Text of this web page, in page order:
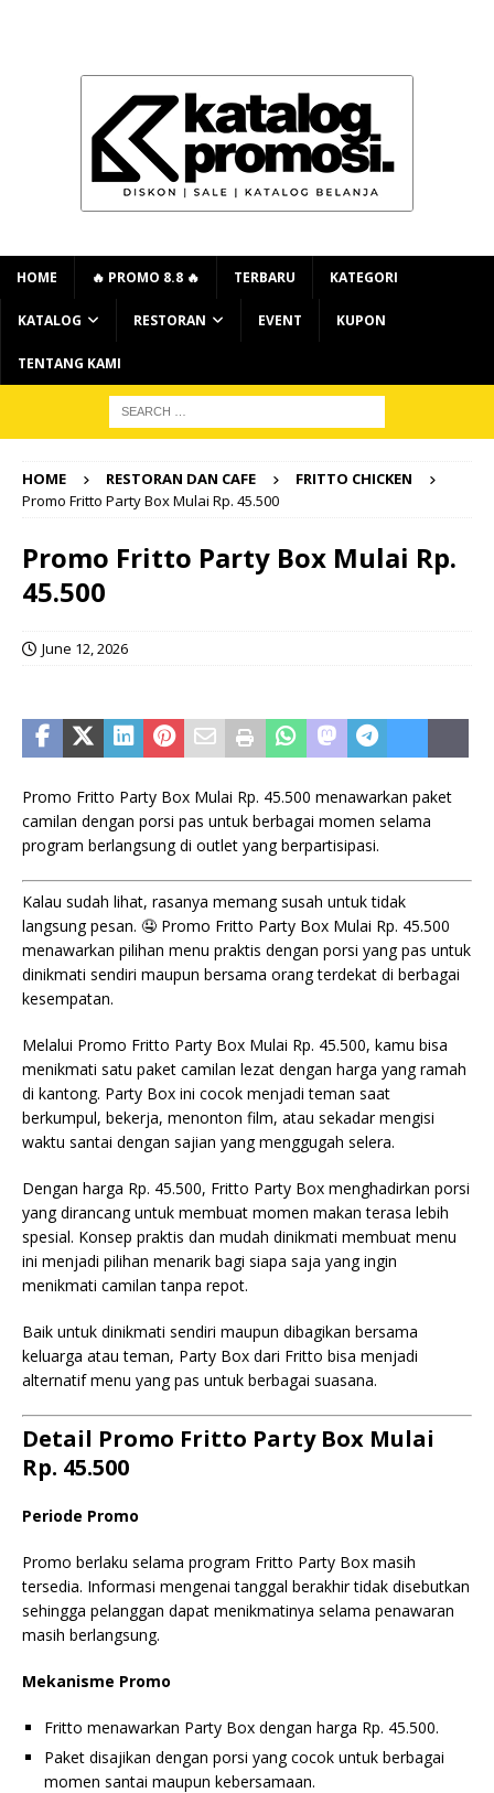
HOME 🔥 PROMO 8.8 🔥 TERBARU KATEGORI
KATALOG RESTORAN EVENT KUPON
TENTANG KAMI
HOME RESTORAN DAN CAFE
FRITTO CHICKEN
Promo Fritto Party Box Mulai Rp. 45.500
Promo Fritto Party Box Mulai Rp.
45.500
June 12, 2026
Promo Fritto Party Box Mulai Rp. 45.500 menawarkan paket
camilan dengan porsi pas untuk berbagai momen selama
program berlangsung di outlet yang berpartisipasi.
Kalau sudah lihat, rasanya memang susah untuk tidak
langsung pesan. 🤤 Promo Fritto Party Box Mulai Rp. 45.500
menawarkan pilihan menu praktis dengan porsi yang pas untuk
dinikmati sendiri maupun bersama orang terdekat di berbagai
kesempatan.
Melalui Promo Fritto Party Box Mulai Rp. 45.500, kamu bisa
menikmati satu paket camilan lezat dengan harga yang ramah
di kantong. Party Box ini cocok menjadi teman saat
berkumpul, bekerja, menonton film, atau sekadar mengisi
waktu santai dengan sajian yang menggugah selera.
Dengan harga Rp. 45.500, Fritto Party Box menghadirkan porsi
yang dirancang untuk membuat momen makan terasa lebih
spesial. Konsep praktis dan mudah dinikmati membuat menu
ini menjadi pilihan menarik bagi siapa saja yang ingin
menikmati camilan tanpa repot.
Baik untuk dinikmati sendiri maupun dibagikan bersama
keluarga atau teman, Party Box dari Fritto bisa menjadi
alternatif menu yang pas untuk berbagai suasana.
Detail Promo Fritto Party Box Mulai
Rp. 45.500
Periode Promo
Promo berlaku selama program Fritto Party Box masih
tersedia. Informasi mengenai tanggal berakhir tidak disebutkan
sehingga pelanggan dapat menikmatinya selama penawaran
masih berlangsung.
Mekanisme Promo
Fritto menawarkan Party Box dengan harga Rp. 45.500.
Paket disajikan dengan porsi yang cocok untuk berbagai
momen santai maupun kebersamaan.